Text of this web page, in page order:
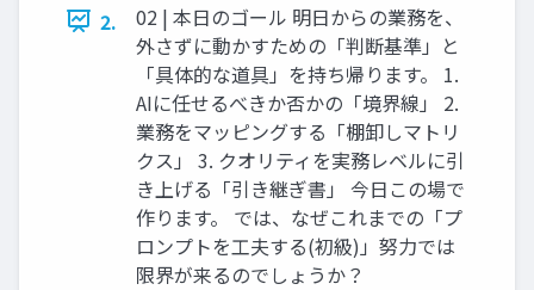
2.
02 | 本日のゴール 明日からの業務を、
外さずに動かすための「判断基準」と
「具体的な道具」を持ち帰ります。 1.
AIに任せるべきか否かの「境界線」 2.
業務をマッピングする「棚卸しマトリ
クス」 3. クオリティを実務レベルに引
き上げる「引き継ぎ書」 今日この場で
作ります。 では、なぜこれまでの「プ
ロンプトを工夫する(初級)」努力では
限界が来るのでしょうか？